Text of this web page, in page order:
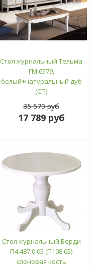
Стол журнальный Тельма
ГМ 6579,
белый+натуральный дуб
(СП)
35 570 руб
17 789 руб
Стол журнальный Верди
П4.487.0.05 (П108.05)
слоновая кость